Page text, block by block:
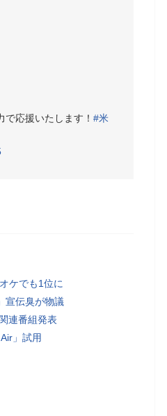
応援いたします！ #米
ケでも1位に
宣伝臭が物議
連番組発表
」試用